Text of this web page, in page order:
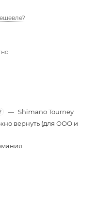
— Shimano Tourney
вернуть (для ООО и